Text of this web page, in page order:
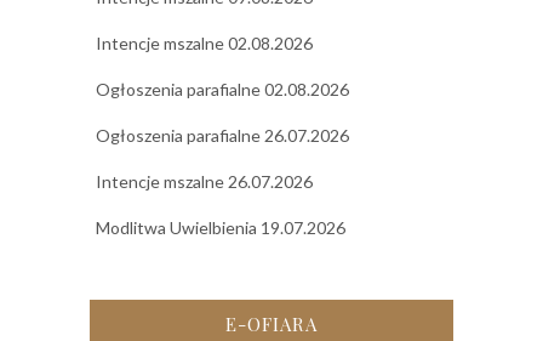
Intencje mszalne 02.08.2026
Ogłoszenia parafialne 02.08.2026
Ogłoszenia parafialne 26.07.2026
Intencje mszalne 26.07.2026
Modlitwa Uwielbienia 19.07.2026
E-OFIARA